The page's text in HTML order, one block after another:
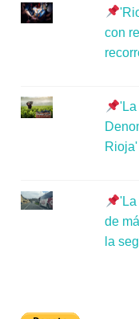
con
'La
Rioja'
'La
de
la